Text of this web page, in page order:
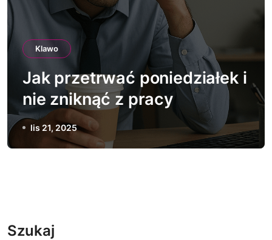
Klawo
Jak przetrwać poniedziałek i
nie zniknąć z pracy
lis 21, 2025
Szukaj